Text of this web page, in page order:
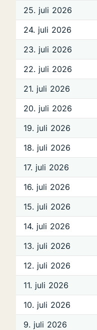
25. juli 2026
24. juli 2026
23. juli 2026
22. juli 2026
21. juli 2026
20. juli 2026
19. juli 2026
18. juli 2026
17. juli 2026
16. juli 2026
15. juli 2026
14. juli 2026
13. juli 2026
12. juli 2026
11. juli 2026
10. juli 2026
9. juli 2026